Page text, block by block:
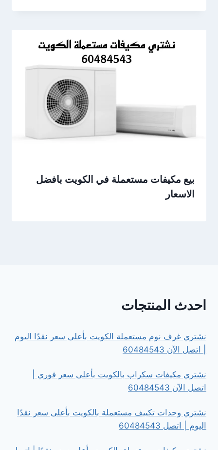
بيع مكيفات مستعملة في الكويت بافضل
الاسعار
احدث المنتجات
نشتري غرف نوم مستعملة الكويت بأعلى سعر نقدًا اليوم
| اتصل الآن 60484543
نشتري مكيفات سكراب بالكويت بأعلى سعر فوري |
اتصل الآن 60484543
نشتري وحدات تكييف مستعملة بالكويت بأعلى سعر نقدًا
اليوم | اتصل 60484543